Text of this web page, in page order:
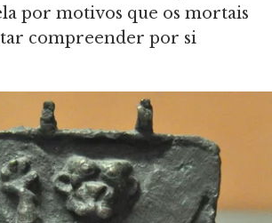
por motivos que os mortais
compreender por si